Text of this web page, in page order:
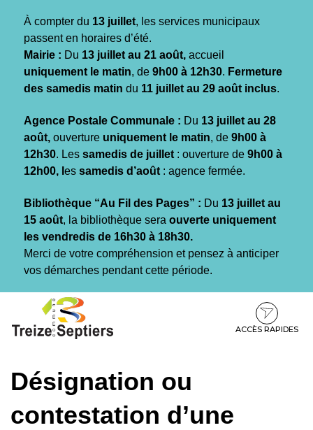
À compter du 13 juillet, les services municipaux
passent en horaires d’été.
Mairie : Du 13 juillet au 21 août, accueil
uniquement le matin, de 9h00 à 12h30. Fermeture
des samedis matin du 11 juillet au 29 août inclus.
Agence Postale Communale : Du 13 juillet au 28
août, ouverture uniquement le matin, de 9h00 à
12h30. Les samedis de juillet : ouverture de 9h00 à
12h00, l es samedis d’août : agence fermée.
Bibliothèque “Au Fil des Pages” : Du 13 juillet au
15 août, la bibliothèque sera ouverte uniquement
les vendredis de 16h30 à 18h30.
Merci de votre compréhension et pensez à anticiper
vos démarches pendant cette période.
contenu
pied
ACCÈS RAPIDES
Désignation ou
contestation d’une